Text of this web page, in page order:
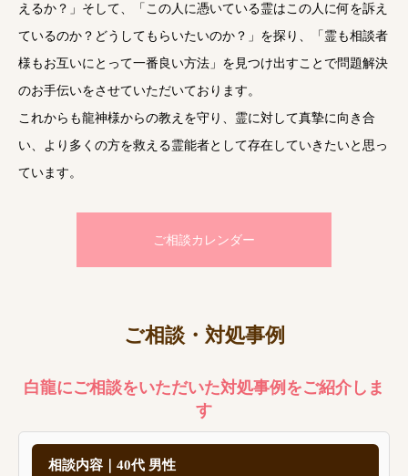
えるか？」そして、「この人に憑いている霊はこの人に何を訴え
ているのか？どうしてもらいたいのか？」を探り、「霊も相談者
様もお互いにとって一番良い方法」を見つけ出すことで問題解決
のお手伝いをさせていただいております。
これからも龍神様からの教えを守り、霊に対して真摯に向き合
い、より多くの方を救える霊能者として存在していきたいと思っ
ています。
ご相談カレンダー
ご相談・対処事例
白龍にご相談をいただいた対処事例をご紹介しま
す
相談内容｜40代 男性